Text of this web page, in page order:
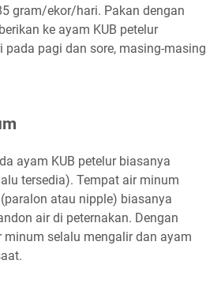
gram/ekor/hari. Pakan dengan
ke ayam KUB petelur
pada pagi dan sore, masing-masing
ayam KUB petelur biasanya
tersedia). Tempat air minum
atau nipple) biasanya
air di peternakan. Dengan
minum selalu mengalir dan ayam